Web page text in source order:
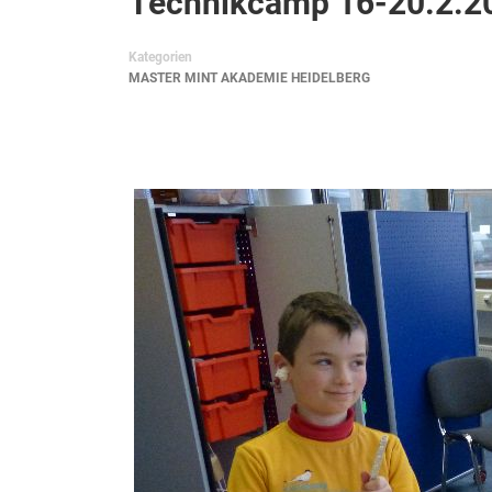
Kategorien
MASTER MINT AKADEMIE HEIDELBERG